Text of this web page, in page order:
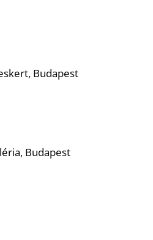
Budapest
Budapest